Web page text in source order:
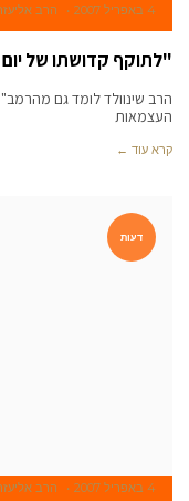
4 באפריל 2007 הרב
"לתוקף קדושתו של
הרב שינוולד לומד גם
העצמאות
קרא עוד ←
דעות
4 באפריל 2007 הרב